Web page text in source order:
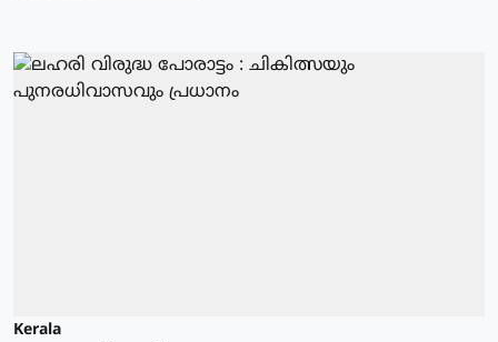
Kerala